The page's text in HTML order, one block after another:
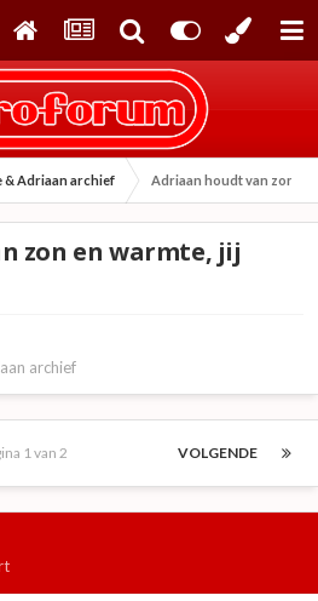
& Adriaan archief Adriaan houdt van zon en
zon en warmte, jij
archief
VOLGENDE
1 van 2